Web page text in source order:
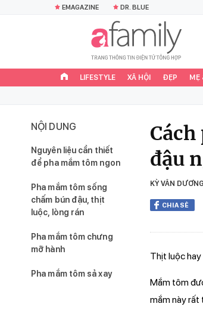
EMAGAZINE DR. BLUE
LIFESTYLE XÃ HỘI ĐẸP MẸ
NỘI DUNG
Nguyên liệu cần thiết
để pha mắm tôm ngon
Pha mắm tôm sống
chấm bún đậu, thịt
luộc, lòng rán
Pha mắm tôm chưng
mỡ hành
Pha mắm tôm sả xay
đậu
KỲ VÂN
CHIA SẺ
Thịt luộc
Mắm tôm
mắm này rất